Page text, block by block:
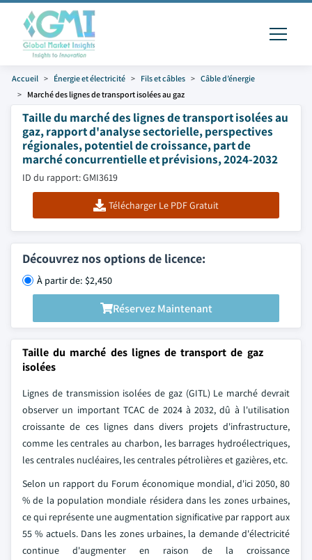
Accueil Énergie et électricité Fils et câbles
Câble d’énergie
Marché des lignes de transport isolées au gaz
Taille du marché des lignes de transport isolées au
gaz, rapport d'analyse sectorielle, perspectives
régionales, potentiel de croissance, part de
marché concurrentielle et prévisions, 2024-2032
ID du rapport: GMI3619
Télécharger Le PDF Gratuit
Découvrez nos options de licence:
À partir de: $2,450
Réservez Maintenant
Taille du marché des lignes de transport de gaz
isolées
Lignes de transmission isolées de gaz (GITL) Le marché devrait
observer un important TCAC de 2024 à 2032, dû à l'utilisation
croissante de ces lignes dans divers projets d'infrastructure,
comme les centrales au charbon, les barrages hydroélectriques,
les centrales nucléaires, les centrales pétrolières et gazières, etc.
Selon un rapport du Forum économique mondial, d'ici 2050, 80
% de la population mondiale résidera dans les zones urbaines,
ce qui représente une augmentation significative par rapport aux
55 % actuels. Dans les zones urbaines, la demande d'électricité
continue d'augmenter en raison de la croissance